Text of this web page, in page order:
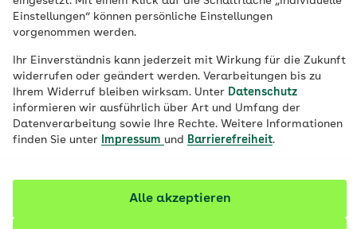
Einstellungen“ können persönliche Einstellungen
vorgenommen werden.
Ihr Einverständnis kann jederzeit mit Wirkung für die Zukunft
widerrufen oder geändert werden. Verarbeitungen bis zu
Ihrem Widerruf bleiben wirksam. Unter Datenschutz
informieren wir ausführlich über Art und Umfang der
Datenverarbeitung sowie Ihre Rechte. Weitere Informationen
finden Sie unter
Impressum und Barrierefreiheit.
Alle akzeptieren